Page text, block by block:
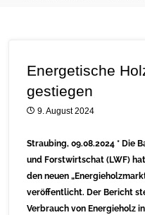
Energetische
gestiegen
9. August 2024
Straubing, 09.08.2024 * Die
und Forstwirtschat (LWF) hat
den neuen
veröffentlicht. Der Bericht
Verbrauch von Energieholz